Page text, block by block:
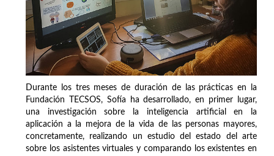
Durante los tres meses de duración de las prácticas en la
Fundación TECSOS, Sofía ha desarrollado, en primer lugar,
una investigación sobre la inteligencia artificial en la
aplicación a la mejora de la vida de las personas mayores,
concretamente, realizando un estudio del estado del arte
sobre los asistentes virtuales y comparando los existentes en